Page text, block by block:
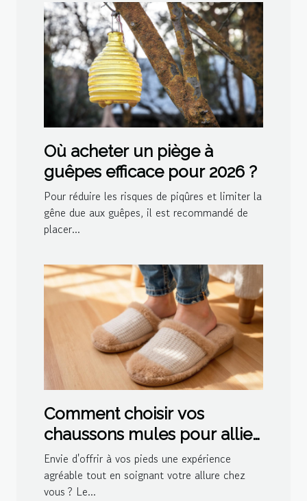
Où acheter un piège à
guêpes efficace pour 2026 ?
Pour réduire les risques de piqûres et limiter la
gêne due aux guêpes, il est recommandé de
placer...
Comment choisir vos
chaussons mules pour allier
confort et style ?
Envie d'offrir à vos pieds une expérience
agréable tout en soignant votre allure chez
vous ? Le...